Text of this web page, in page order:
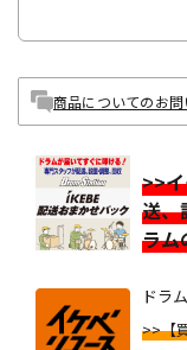
商品についてのお
>>
送、
ラム
ドラ
>>【